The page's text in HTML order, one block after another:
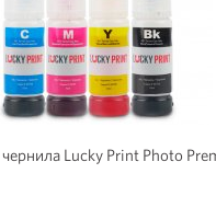
Lucky Print Photo